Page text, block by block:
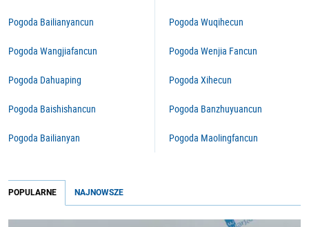
Pogoda Bailianyancun
Pogoda Wangjiafancun
Pogoda Dahuaping
Pogoda Baishishancun
Pogoda Bailianyan
Pogoda Wuqihecun
Pogoda Wenjia Fancun
Pogoda Xihecun
Pogoda Banzhuyuancun
Pogoda Maolingfancun
POPULARNE NAJNOWSZE